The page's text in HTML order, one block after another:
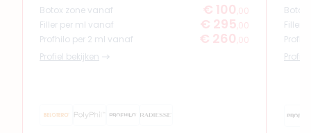
Botox zone vanaf € 100 ,00
Filler per ml vanaf
€ 295 ,00
Profhilo per 2 ml vanaf
€ 260 ,00
Profiel bekijken
Filler